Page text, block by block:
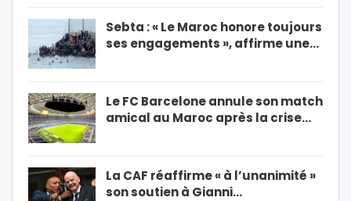
Sebta : « Le Maroc honore toujours
ses engagements », affirme une…
Le FC Barcelone annule son match
amical au Maroc après la crise…
La CAF réaffirme « à l’unanimité »
son soutien à Gianni…